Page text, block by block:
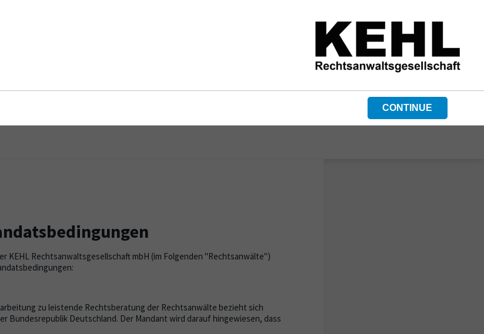
KEHL Rechtsanwaltsgesellschaft mbH (im Folgenden "Rechtsanwälte")
zu leistende Rechtsberatung der Rechtsanwälte bezieht sich
Bundesrepublik Deutschland. Der Mandant wird darauf hingewiesen, dass
CONTINUE